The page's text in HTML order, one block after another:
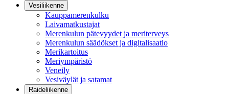
Vesiliikenne
Kauppamerenkulku
Laivamatkustajat
Merenkulun pätevyydet ja meriterveys
Merenkulun säädökset ja digitalisaatio
Merikartoitus
Meriympäristö
Veneily
Vesiväylät ja satamat
Raideliikenne